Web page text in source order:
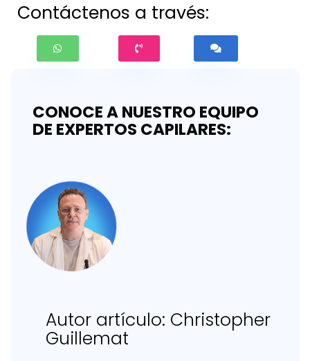
Contáctenos a través:
CONOCE A NUESTRO EQUIPO
DE EXPERTOS CAPILARES:
Autor artículo: Christopher
Guillemat